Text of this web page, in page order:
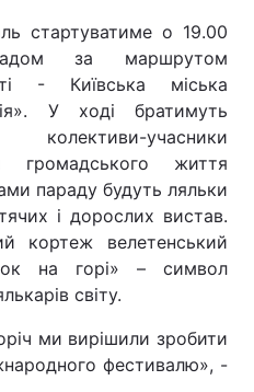
стартуватиме о 19.00
за маршрутом
- Київська міська
У ході братимуть
учасники
громадського життя
параду будуть ляльки
і дорослих вистав.
кортеж велетенський
на горі» – символ
світу.
ми вирішили зробити
фестивалю», -